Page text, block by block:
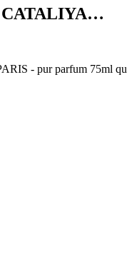
CATALIYA…
- pur parfum 75ml